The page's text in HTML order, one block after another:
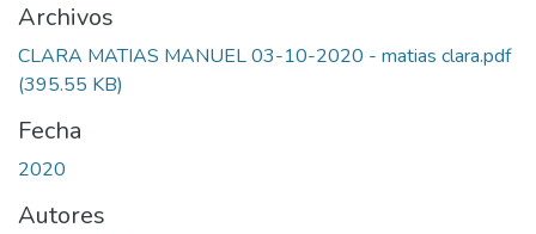
Archivos
CLARA MATIAS MANUEL 03-10-2020 - matias clara.pdf
(395.55 KB)
Fecha
2020
Autores